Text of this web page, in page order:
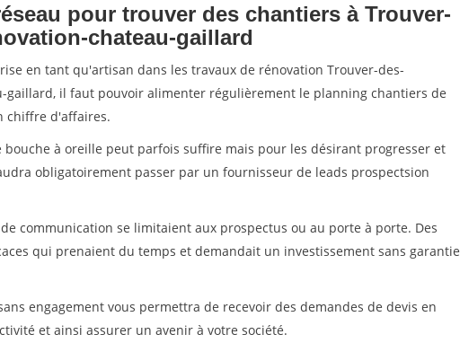
pour trouver des chantiers à Trouver-
chateau-gaillard
en tant qu'artisan dans les travaux de rénovation Trouver-des-
gaillard, il faut pouvoir alimenter régulièrement le planning chantiers de
chiffre d'affaires.
bouche à oreille peut parfois suffire mais pour les désirant progresser et
obligatoirement passer par un fournisseur de leads prospectsion
communication se limitaient aux prospectus ou au porte à porte. Des
qui prenaient du temps et demandait un investissement sans garantie
engagement vous permettra de recevoir des demandes de devis en
et ainsi assurer un avenir à votre société.